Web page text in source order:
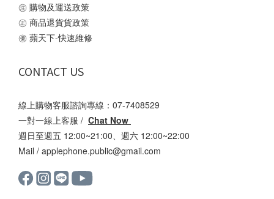
㊟ 購物及運送政策
㊣ 商品退貨貨政策
㊝ 蘋天下-快速維修
CONTACT US
線上購物客服諮詢專線：07-7408529
一對一線上客服 / Chat Now
週日至週五 12:00~21:00、週六 12:00~22:00
Mail / applephone.public@gmail.com